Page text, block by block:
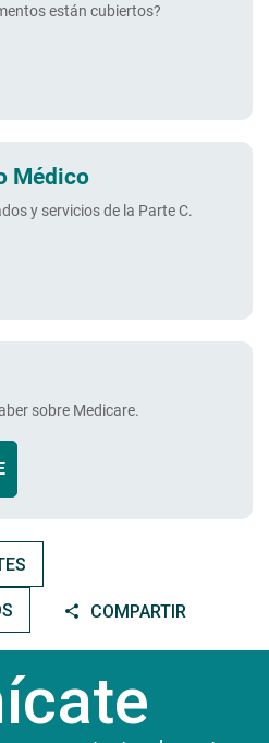
están cubiertos?
Médico
y servicios de la Parte C.
sobre Medicare.
COMPARTIR